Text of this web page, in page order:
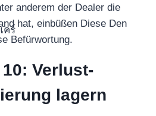
คร์
คร์
anderem der Dealer die
hat, einbüßen Diese Den
Befürwortung.
Verlust-
lagern